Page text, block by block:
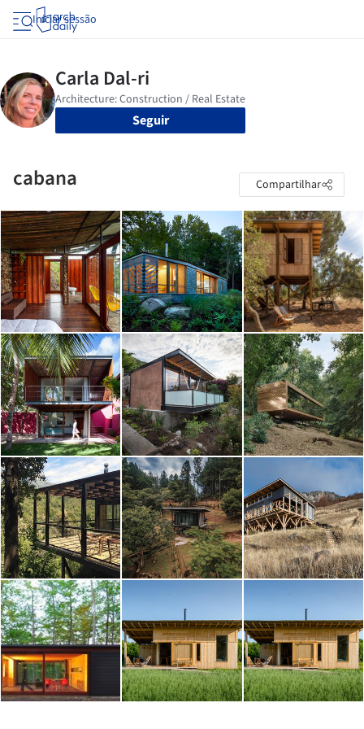
Iniciar sessão
Seguir
cabana Compartilhar